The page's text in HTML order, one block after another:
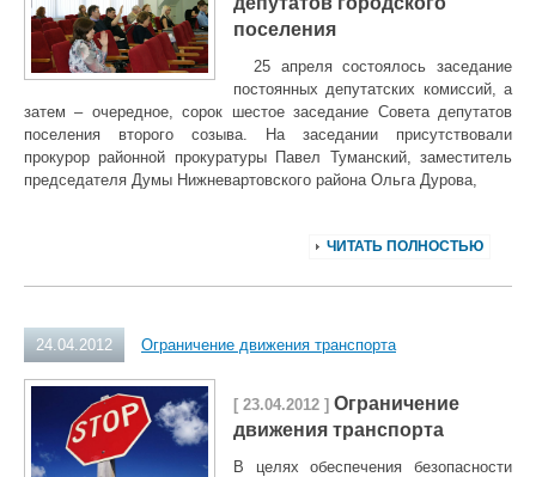
поселения
25 апреля состоялось заседание
постоянных депутатских комиссий, а
затем – очередное, сорок шестое заседание Совета депутатов
поселения второго созыва. На заседании присутствовали
прокурор районной прокуратуры Павел Туманский, заместитель
председателя Думы Нижневартовского района Ольга Дурова,
ЧИТАТЬ ПОЛНОСТЬЮ
24.04.2012 Ограничение движения транспорта
[ 23.04.2012 ] Ограничение
движения транспорта
В целях обеспечения безопасности